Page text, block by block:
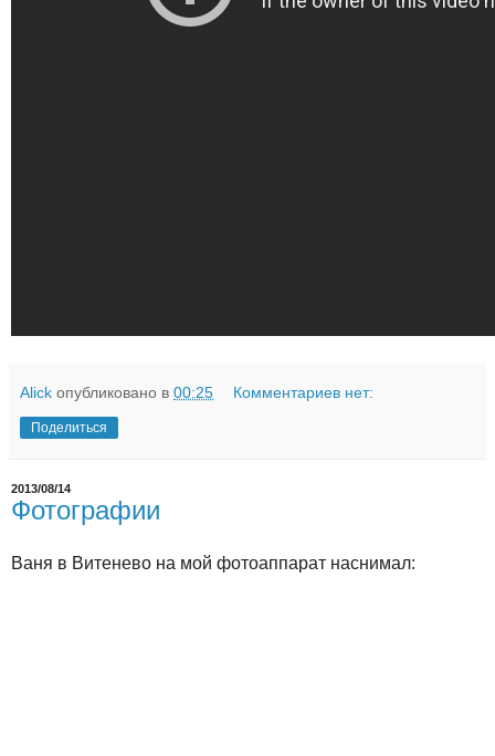
Alick опубликовано в 00:25 Комментариев нет:
Поделиться
2013/08/14
Фотографии
Ваня в Витенево на мой фотоаппарат наснимал: